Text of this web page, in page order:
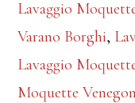
Lavaggio
Varano Borghi,
Lavaggio
Moquette